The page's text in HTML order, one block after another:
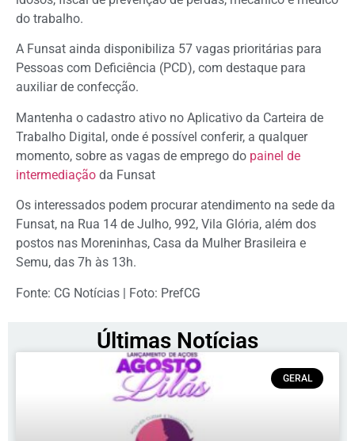
do trabalho.
A Funsat ainda disponibiliza 57 vagas prioritárias para
Pessoas com Deficiência (PCD), com destaque para
auxiliar de confecção.
Mantenha o cadastro ativo no Aplicativo da Carteira de
Trabalho Digital, onde é possível conferir, a qualquer
momento, sobre as vagas de emprego do painel de
intermediação da Funsat
Os interessados podem procurar atendimento na sede da
Funsat, na Rua 14 de Julho, 992, Vila Glória, além dos
postos nas Moreninhas, Casa da Mulher Brasileira e
Semu, das 7h às 13h.
Fonte: CG Notícias | Foto: PrefCG
Últimas Notícias
GERAL